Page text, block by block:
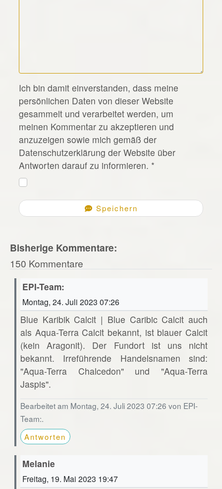
*
Ich bin damit einverstanden, dass meine
persönlichen Daten von dieser Website
gesammelt und verarbeitet werden, um
meinen Kommentar zu akzeptieren und
anzuzeigen sowie mich gemäß der
Datenschutzerklärung der Website über
Antworten darauf zu informieren. *
Speichern
Bisherige Kommentare:
150 Kommentare
EPI-Team:
Montag, 24. Juli 2023 07:26
Blue Karibik Calcit | Blue Caribic Calcit auch
als Aqua-Terra Calcit bekannt, ist blauer Calcit
(kein Aragonit). Der Fundort ist uns nicht
bekannt. Irreführende Handelsnamen sind:
"Aqua-Terra Chalcedon" und "Aqua-Terra
Jaspis".
Bearbeitet am Montag, 24. Juli 2023 07:26 von EPI-
Team:.
Antworten
Melanie
Freitag, 19. Mai 2023 19:47